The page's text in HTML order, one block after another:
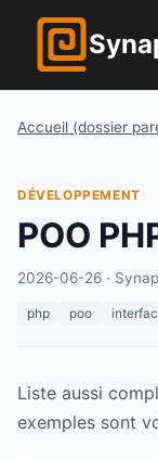
Accueil (dossier
DÉVELOPPEMENT
POO
2026-06-26 ·
php poo
Liste aussi
exemples sont